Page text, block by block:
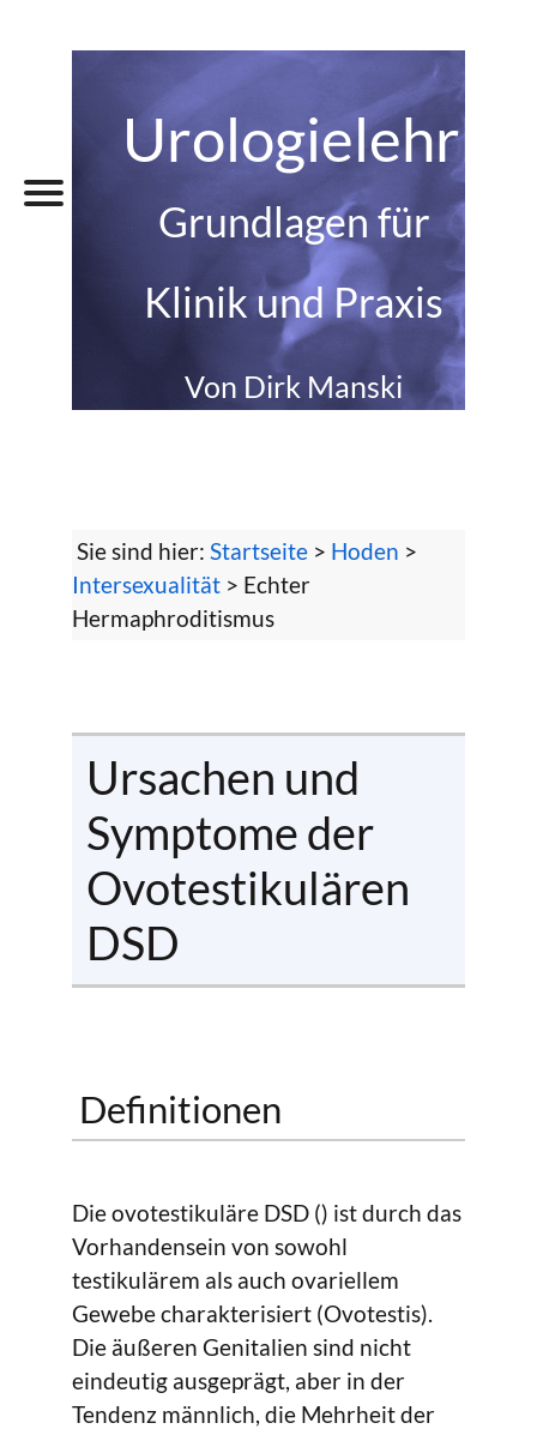
Grundlagen für
Klinik und Praxis
Von Dirk Manski
Sie sind hier: Startseite > Hoden >
Intersexualität > Echter
Hermaphroditismus
Ursachen und
Symptome der
Ovotestikulären
DSD
Definitionen
Die ovotestikuläre DSD () ist durch das
Vorhandensein von sowohl
testikulärem als auch ovariellem
Gewebe charakterisiert (Ovotestis).
Die äußeren Genitalien sind nicht
eindeutig ausgeprägt, aber in der
Tendenz männlich, die Mehrheit der